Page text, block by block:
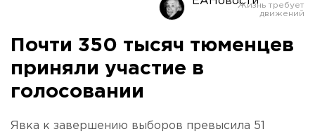
Почти 350 тысяч тюменцев
приняли участие в
голосовании
Явка к завершению выборов превысила 51